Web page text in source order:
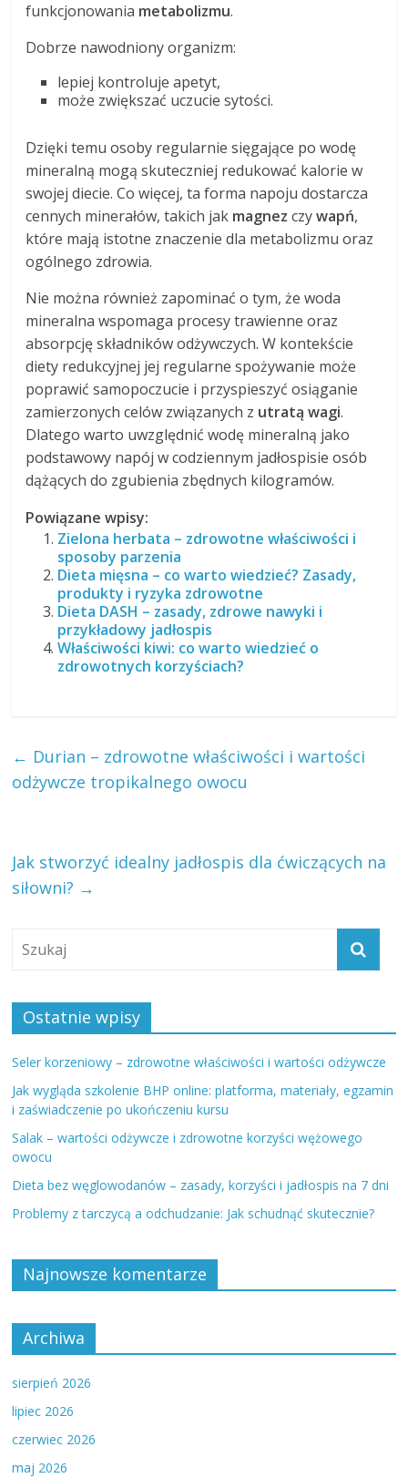
funkcjonowania metabolizmu.
Dobrze nawodniony organizm:
lepiej kontroluje apetyt,
może zwiększać uczucie sytości.
Dzięki temu osoby regularnie sięgające po wodę
mineralną mogą skuteczniej redukować kalorie w
swojej diecie. Co więcej, ta forma napoju dostarcza
cennych minerałów, takich jak magnez czywapń,
które mają istotne znaczenie dla metabolizmu oraz
ogólnego zdrowia.
Nie można również zapominać o tym, że woda
mineralna wspomaga procesy trawienne oraz
absorpcję składników odżywczych. W kontekście
diety redukcyjnej jej regularne spożywanie może
poprawić samopoczucie i przyspieszyć osiąganie
zamierzonych celów związanych z utratą wagi.
Dlatego warto uwzględnić wodę mineralną jako
podstawowy napój w codziennym jadłospisie osób
dążących do zgubienia zbędnych kilogramów.
Powiązane wpisy:
Zielona herbata – zdrowotne właściwości i
sposoby parzenia
Dieta mięsna – co warto wiedzieć? Zasady,
produkty i ryzyka zdrowotne
Dieta DASH – zasady, zdrowe nawyki i
przykładowy jadłospis
Właściwości kiwi: co warto wiedzieć o
zdrowotnych korzyściach?
← Durian – zdrowotne właściwości i wartości
odżywcze tropikalnego owocu
Jak stworzyć idealny jadłospis dla ćwiczących na
siłowni? →
Ostatnie wpisy
Seler korzeniowy – zdrowotne właściwości i wartości odżywcze
Jak wygląda szkolenie BHP online: platforma, materiały, egzamin
i zaświadczenie po ukończeniu kursu
Salak – wartości odżywcze i zdrowotne korzyści wężowego
owocu
Dieta bez węglowodanów – zasady, korzyści i jadłospis na 7 dni
Problemy z tarczycą a odchudzanie: Jak schudnąć skutecznie?
Najnowsze komentarze
Archiwa
sierpień 2026
lipiec 2026
czerwiec 2026
maj 2026